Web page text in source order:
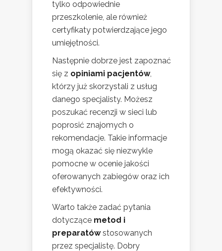
tylko odpowiednie
przeszkolenie, ale również
certyfikaty potwierdzające jego
umiejętności.
Następnie dobrze jest zapoznać
się z opiniami pacjentów,
którzy już skorzystali z usług
danego specjalisty. Możesz
poszukać recenzji w sieci lub
poprosić znajomych o
rekomendacje. Takie informacje
mogą okazać się niezwykle
pomocne w ocenie jakości
oferowanych zabiegów oraz ich
efektywności.
Warto także zadać pytania
dotyczące metod i
preparatówstosowanych
przez specjalistę. Dobry